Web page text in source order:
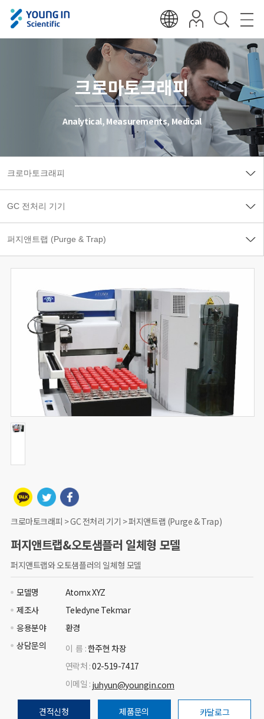
크로마토크래피
Analytical, Measurements, Medical
크로마토크래피 > GC 전처리 기기 > 퍼지앤트랩 (Purge & Trap)
퍼지앤트랩&오토샘플러 일체형 모델
퍼지앤트랩와 오토샘플러의 일체형 모델
모델명
Atomx XYZ
제조사
Teledyne Tekmar
응용분야
환경
상담문의
이 름 :한주현 차장
연락처 :02-519-7417
이메일 : juhyun@youngin.com
견적신청 제품문의 카달로그